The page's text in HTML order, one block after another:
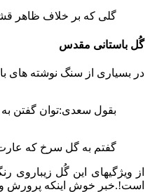
گلی که بر خلاف ظاهر
گُل باستانی مقدس
در بسیاری از سنگ نوشته های
بقول سعدی:توان گفتن
گفتم به گل سرخ که عارت
از ویژگیهای این گُل زیباروی
است!.خبر خوش اینکه پرورش و